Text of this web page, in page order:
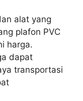
alat yang
plafon PVC
harga.
dapat
transportasi